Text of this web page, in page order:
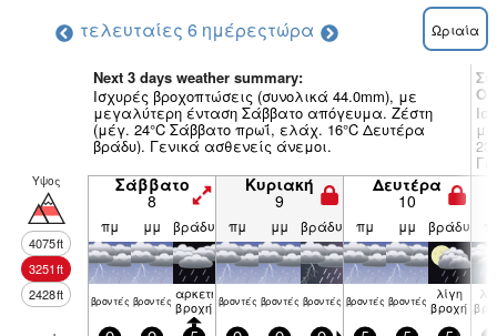
τελευταίες 6 ημέρεςτώρα Ωριαία
Next 3 days weather summary:
Ισχυρές βροχοπτώσεις (συνολικά 44.0mm), με
μεγαλύτερη ένταση Σάββατο απόγευμα. Ζέστη
(μέγ. 24°C Σάββατο πρωΐ, ελάχ. 16°C Δευτέρα
βράδυ). Γενικά ασθενείς άνεμοι.
Υψος
4075ft
3251ft
2428ft
Σάββατο
8
Κυριακή
9
Δευτέρα
10
πμ μμ βράδυ πμ μμ βράδυ πμ μμ βράδυ
βρον­τές βρον­τές αρκετή
βροχή βρον­τές βρον­τές βρον­τές βρον­τές βρον­τές λίγη
βροχή